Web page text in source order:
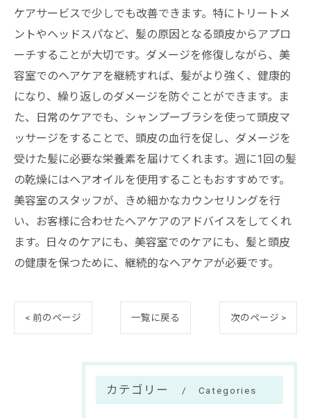
ケアサービスで少しでも改善できます。特にトリートメ
ントやヘッドスパなど、髪の原因となる頭皮からアプロ
ーチすることが大切です。ダメージを修復しながら、美
容室でのヘアケアを継続すれば、髪がより強く、健康的
になり、繰り返しのダメージを防ぐことができます。ま
た、日常のケアでも、シャンプーブラシを使って頭皮マ
ッサージをすることで、頭皮の血行を促し、ダメージを
受けた髪に必要な栄養素を届けてくれます。週に1回の髪
の乾燥にはヘアオイルを使用することもおすすめです。
美容室のスタッフが、きめ細かなカウンセリングを行
い、お客様に合わせたヘアケアのアドバイスをしてくれ
ます。日々のケアにも、美容室でのケアにも、髪と頭皮
の健康を保つために、継続的なヘアケアが必要です。
< 前のページ 一覧に戻る 次のページ >
カテゴリー Categories